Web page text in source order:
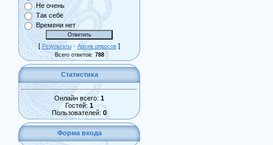
Не очень
Так себе
Времени нет
[ Результаты · Архив опросов ]
Всего ответов: 788
Статистика
Онлайн всего: 1
Гостей: 1
Пользователей: 0
Форма входа